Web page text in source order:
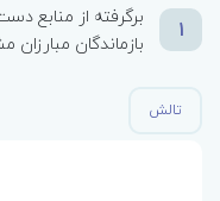
1
برگرفته از منابع
بازماندگان
تالش